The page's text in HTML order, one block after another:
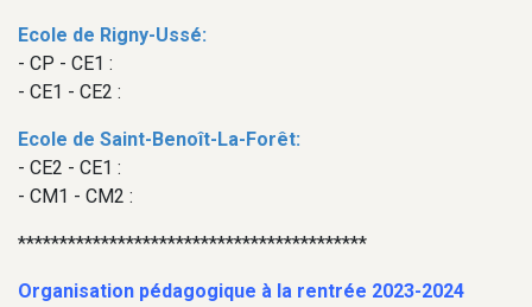
Ecole de Rigny-Ussé:
- CP - CE1 :
- CE1 - CE2 :
Ecole de Saint-Benoît-La-Forêt:
- CE2 - CE1 :
- CM1 - CM2 :
******************************************
Organisation pédagogique à la rentrée 2023-2024